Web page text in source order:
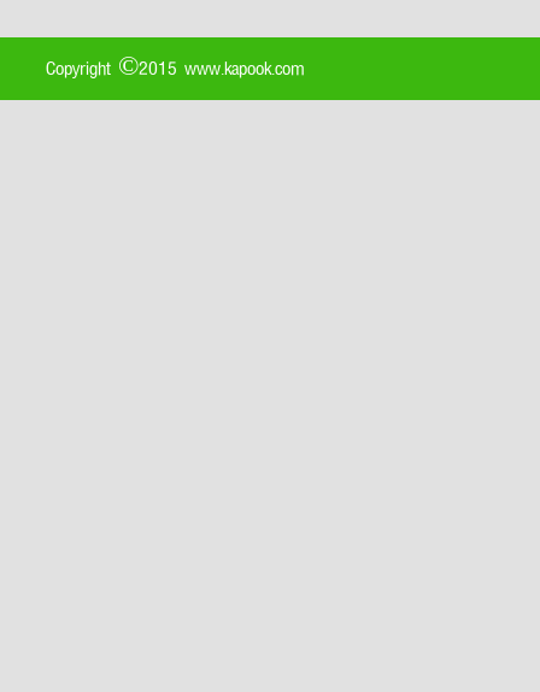
Copyright ©2015 www.kapook.com